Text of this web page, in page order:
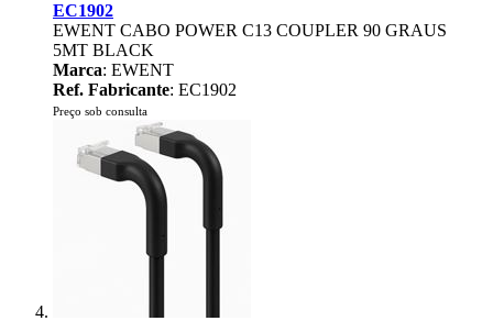
EC1902
EWENT CABO POWER C13 COUPLER 90 GRAUS
5MT BLACK
Marca: EWENT
Ref. Fabricante: EC1902
Preço sob consulta